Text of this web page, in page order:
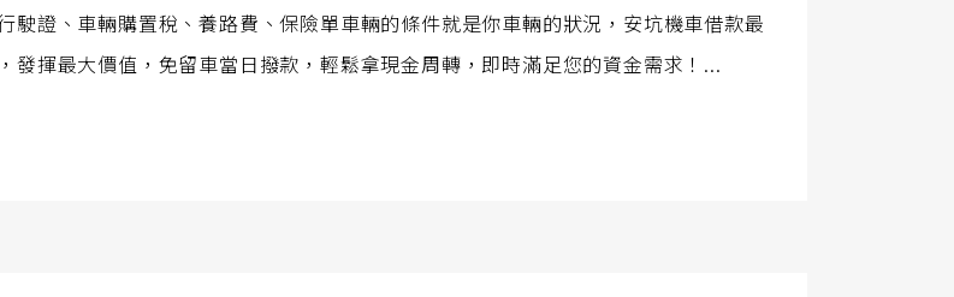
證、車輛購置稅、養路費、保險單車輛的條件就是你車輛的狀況，安坑機車借款最
揮最大價值，免留車當日撥款，輕鬆拿現金周轉，即時滿足您的資金需求！...